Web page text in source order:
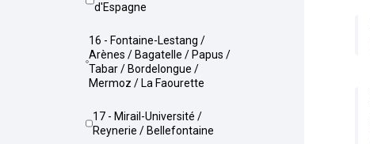
d'Espagne
16 - Fontaine-Lestang /
Arènes / Bagatelle / Papus /
Tabar / Bordelongue /
Mermoz / La Faourette
17 - Mirail-Université /
Reynerie / Bellefontaine